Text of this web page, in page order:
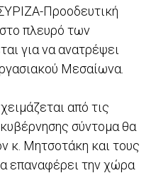
Προοδευτική
πλευρό των
για να ανατρέψει
Μεσαίωνα.
από τις
σύντομα θα
κ. Μητσοτάκη και τους
επαναφέρει την χώρα